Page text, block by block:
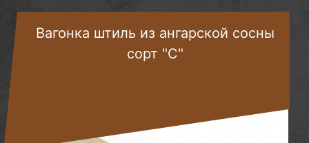
Вагонка штиль из ангарской сосны
сорт "С"